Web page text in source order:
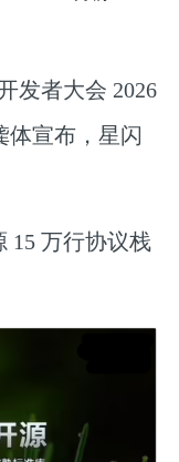
发者大会 2026
体宣布， 星闪
15 万行协议栈